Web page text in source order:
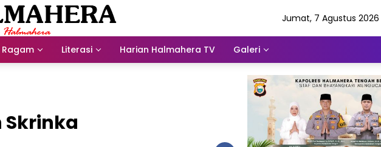
Jumat, 7 Agustus 2026
Ragam Literasi Harian Halmahera TV Galeri